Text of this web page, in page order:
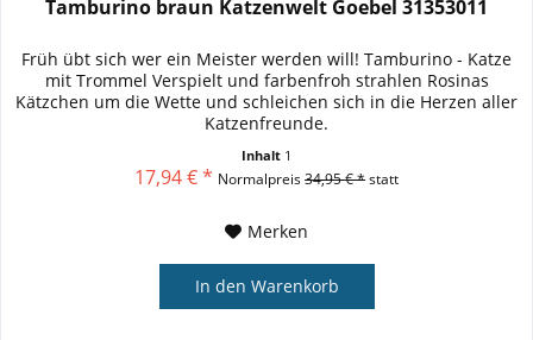
Tamburino braun Katzenwelt Goebel 31353011
Früh übt sich wer ein Meister werden will! Tamburino - Katze
mit Trommel Verspielt und farbenfroh strahlen Rosinas
Kätzchen um die Wette und schleichen sich in die Herzen aller
Katzenfreunde.
Inhalt 1
17,94 € * Normalpreis34,95 € *statt
Merken
In den Warenkorb